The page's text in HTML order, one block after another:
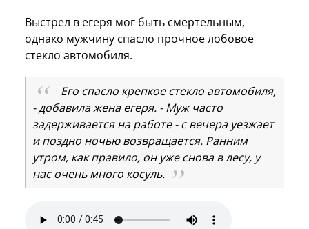
Выстрел в егеря мог быть смертельным,
однако мужчину спасло прочное лобовое
стекло автомобиля.
Его спасло крепкое стекло автомобиля,
- добавила жена егеря. - Муж часто
задерживается на работе - с вечера уезжает
и поздно ночью возвращается. Ранним
утром, как правило, он уже снова в лесу, у
нас очень много косуль.